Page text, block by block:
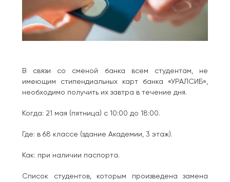
В связи со сменой банка всем студентам, не
имеющим стипендиальных карт банка «УРАЛСИБ»,
необходимо получить их завтра в течение дня.
Когда: 21 мая (пятница) с 10:00 до 18:00.
Где: в 68 классе (здание Академии, 3 этаж).
Как: при наличии паспорта.
Список студентов, которым произведена замена